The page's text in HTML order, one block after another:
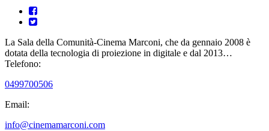
La Sala della Comunità-Cinema Marconi, che da gennaio 2008 è
dotata della tecnologia di proiezione in digitale e dal 2013…
Telefono:
0499700506
Email:
info@cinemamarconi.com